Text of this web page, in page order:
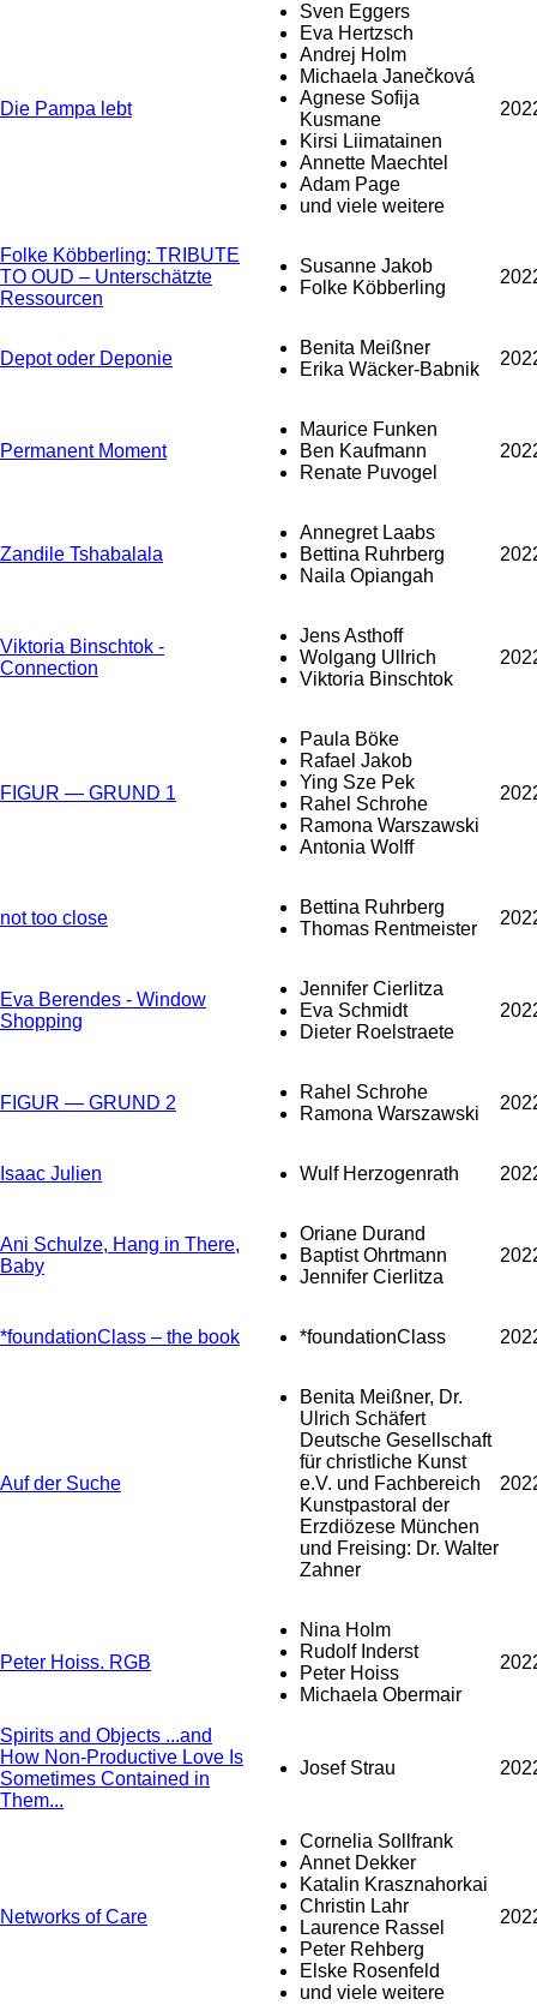
Die Pampa lebt
Sven Eggers
Eva Hertzsch
Andrej Holm
Michaela Janečková
Agnese Sofija
Kusmane
Kirsi Liimatainen
Annette Maechtel
Adam Page
und viele weitere
Folke Köbberling: TRIBUTE
TO OUD – Unterschätzte
Ressourcen
Susanne Jakob
Folke Köbberling
Depot oder Deponie
Benita Meißner
Erika Wäcker-Babnik
Permanent Moment
Maurice Funken
Ben Kaufmann
Renate Puvogel
Zandile Tshabalala
Annegret Laabs
Bettina Ruhrberg
Naila Opiangah
Viktoria Binschtok -
Connection
Jens Asthoff
Wolgang Ullrich
Viktoria Binschtok
FIGUR — GRUND 1
Paula Böke
Rafael Jakob
Ying Sze Pek
Rahel Schrohe
Ramona Warszawski
Antonia Wolff
not too close
Bettina Ruhrberg
Thomas Rentmeister
Eva Berendes - Window
Shopping
Jennifer Cierlitza
Eva Schmidt
Dieter Roelstraete
FIGUR — GRUND 2
Rahel Schrohe
Ramona Warszawski
Isaac Julien Wulf Herzogenrath
Ani Schulze, Hang in There,
Baby
Oriane Durand
Baptist Ohrtmann
Jennifer Cierlitza
*foundationClass – the book *foundationClass
Auf der Suche
Benita Meißner, Dr.
Ulrich Schäfert
Deutsche Gesellschaft
für christliche Kunst
e.V. und Fachbereich
Kunstpastoral der
Erzdiözese München
und Freising: Dr. Walter
Zahner
Peter Hoiss. RGB
Nina Holm
Rudolf Inderst
Peter Hoiss
Michaela Obermair
Spirits and Objects ...and
How Non-Productive Love Is
Sometimes Contained in
Them...
Josef Strau
Networks of Care
Cornelia Sollfrank
Annet Dekker
Katalin Krasznahorkai
Christin Lahr
Laurence Rassel
Peter Rehberg
Elske Rosenfeld
und viele weitere